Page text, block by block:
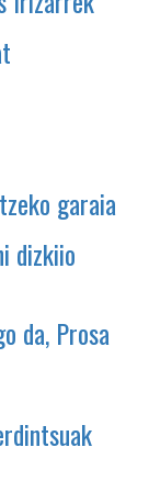
garaia
dizkiio
da, Prosa